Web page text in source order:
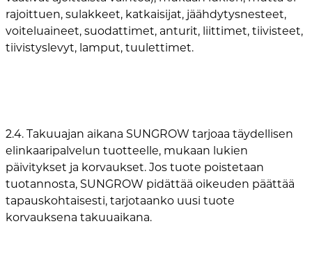
rajoittuen, sulakkeet, katkaisijat, jäähdytysnesteet,
voiteluaineet, suodattimet, anturit, liittimet, tiivisteet,
tiivistyslevyt, lamput, tuulettimet.
2.4. Takuuajan aikana SUNGROW tarjoaa täydellisen
elinkaaripalvelun tuotteelle, mukaan lukien
päivitykset ja korvaukset. Jos tuote poistetaan
tuotannosta, SUNGROW pidättää oikeuden päättää
tapauskohtaisesti, tarjotaanko uusi tuote
korvauksena takuuaikana.